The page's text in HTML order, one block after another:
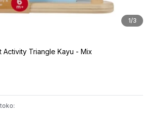
1/3
Activity Triangle Kayu - Mix